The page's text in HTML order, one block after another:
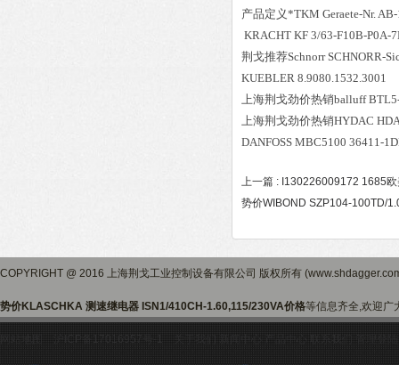
产品定义*TKM Geraete-Nr.
KRACHT KF 3/63-F10B-P0A-
荆戈推荐Schnorr SCHNORR-
KUEBLER 8.9080.1532.3001
上海荆戈劲价热销balluff
上海荆戈劲价热销HYDAC
DANFOSS MBC5100 36411-
上一篇 : I130226009172 1685
势价WIBOND SZP104-100TD/
COPYRIGHT @ 2016 上海荆戈工业控制设备有限公司 版权所有
势价KLASCHKA 测速继电器 ISN1/410CH-1.60,115/230VA价格等信息齐全,欢迎广
沪ICP备17016957号-1